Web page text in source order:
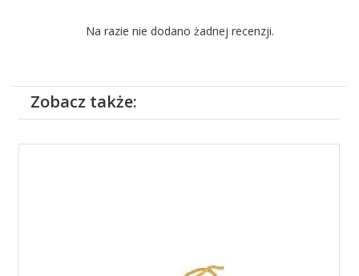
Na razie nie dodano żadnej recenzji.
Zobacz także: